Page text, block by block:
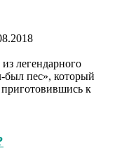
легендарного
был пес», который
к